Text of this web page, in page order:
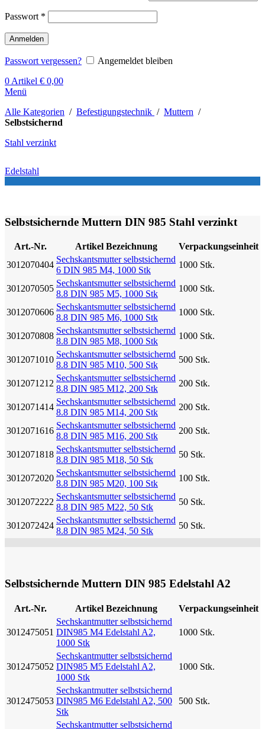
Passwort *
Anmelden
Passwort vergessen?
Angemeldet bleiben
0 Artikel € 0,00
Menü
Alle Kategorien / Befestigungstechnik / Muttern /
Selbstsichernd
Stahl verzinkt
Edelstahl
Selbstsichernde Muttern DIN 985 Stahl verzinkt
Art.-Nr. Artikel Bezeichnung
Verpackungseinheit
3012070404
Sechskantsmutter selbstsichernd
6 DIN 985 M4, 1000 Stk
1000 Stk.
3012070505
Sechskantsmutter selbstsichernd
8.8 DIN 985 M5, 1000 Stk
1000 Stk.
3012070606
Sechskantsmutter selbstsichernd
8.8 DIN 985 M6, 1000 Stk
1000 Stk.
3012070808
Sechskantsmutter selbstsichernd
8.8 DIN 985 M8, 1000 Stk
1000 Stk.
3012071010
Sechskantsmutter selbstsichernd
8.8 DIN 985 M10, 500 Stk
500 Stk.
3012071212
Sechskantsmutter selbstsichernd
8.8 DIN 985 M12, 200 Stk
200 Stk.
3012071414
Sechskantsmutter selbstsichernd
8.8 DIN 985 M14, 200 Stk
200 Stk.
3012071616
Sechskantsmutter selbstsichernd
8.8 DIN 985 M16, 200 Stk
200 Stk.
3012071818
Sechskantsmutter selbstsichernd
8.8 DIN 985 M18, 50 Stk
50 Stk.
3012072020
Sechskantsmutter selbstsichernd
8.8 DIN 985 M20, 100 Stk
100 Stk.
3012072222
Sechskantsmutter selbstsichernd
8.8 DIN 985 M22, 50 Stk
50 Stk.
3012072424
Sechskantsmutter selbstsichernd
8.8 DIN 985 M24, 50 Stk
50 Stk.
Selbstsichernde Muttern DIN 985 Edelstahl A2
Art.-Nr. Artikel Bezeichnung Verpackungseinheit
3012475051
Sechskantmutter selbstsichernd
DIN985 M4 Edelstahl A2,
1000 Stk
1000 Stk.
3012475052
Sechskantmutter selbstsichernd
DIN985 M5 Edelstahl A2,
1000 Stk
1000 Stk.
3012475053
Sechskantmutter selbstsichernd
DIN985 M6 Edelstahl A2, 500
Stk
500 Stk.
Sechskantmutter selbstsichernd